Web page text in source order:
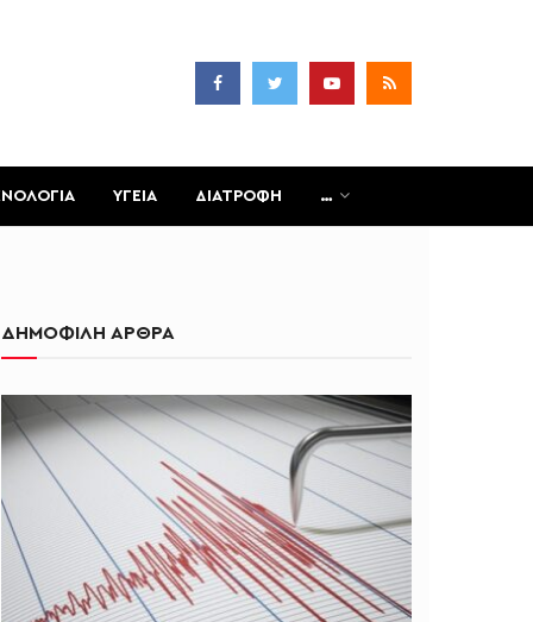
ΥΓΕΙΑ ΔΙΑΤΡΟΦΗ …
ΔΗΜΟΦΙΛΗ ΑΡΘΡΑ